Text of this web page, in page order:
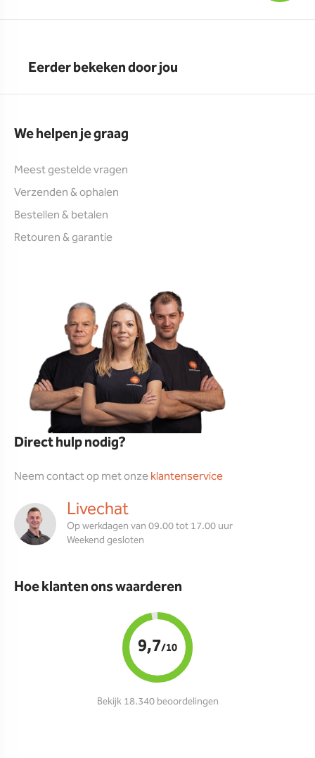
Eerder bekeken door jou
We helpen je graag
Meest gestelde vragen
Verzenden & ophalen
Bestellen & betalen
Retouren & garantie
Direct hulp nodig?
Neem contact op met onzeklantenservice
Livechat
Op werkdagen van 09.00 tot 17.00 uur
Weekend gesloten
Hoe klanten ons waarderen
9,7/10
Bekijk 18.340 beoordelingen